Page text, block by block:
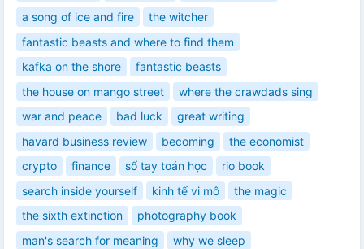
a song of ice and fire
the witcher
fantastic beasts and where to find them
kafka on the shore
fantastic beasts
the house on mango street
where the crawdads sing
war and peace
bad luck
great writing
havard business review
becoming
the economist
crypto
finance sổ tay toán học
rio book
search inside yourself
kinh tế vi mô
the magic
the sixth extinction
photography book
man's search for meaning
why we sleep